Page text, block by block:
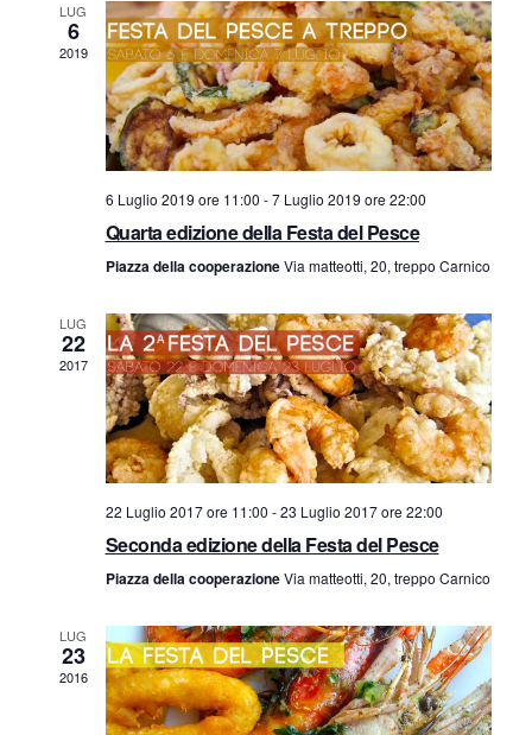
t
i
R
i
c
r
c
a
e
v
s
t
o
V
i
s
a
v
i
g
i
o
n
e
LUG
6
2019
6 Luglio 2019 ore 11:00 -7 Luglio 2019 ore 22:00
Quarta edizione della Festa del Pesce
Piazza della cooperazioneVia matteotti, 20, treppo Carnico
LUG
22
2017
22 Luglio 2017 ore 11:00 -23 Luglio 2017 ore 22:00
Seconda edizione della Festa del Pesce
Piazza della cooperazioneVia matteotti, 20, treppo Carnico
LUG
23
2016